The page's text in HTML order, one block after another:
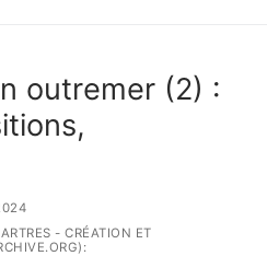
outremer (2) :
- CRÉATION ET